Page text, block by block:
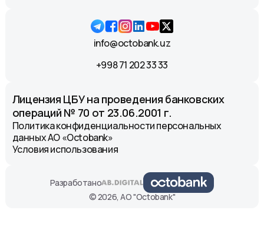
info@octobank.uz
+998 71 202 33 33
Лицензия ЦБУ на проведения банковских
операций № 70 от 23.06.2001 г.
Политика конфиденциальности персональных
данных АО «Octobank»
Условия использования
Разработано
© 2026, АО "Octobank"